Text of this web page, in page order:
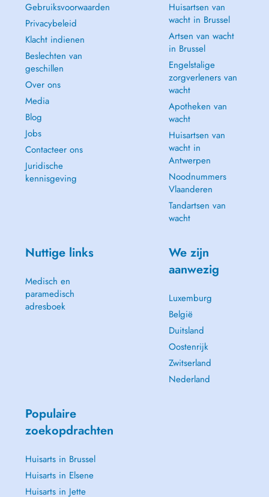
Gebruiksvoorwaarden
Privacybeleid
Klacht indienen
Beslechten van
geschillen
Over ons
Media
Blog
Jobs
Contacteer ons
Juridische
kennisgeving
Huisartsen van
wacht in Brussel
Artsen van wacht
in Brussel
Engelstalige
zorgverleners van
wacht
Apotheken van
wacht
Huisartsen van
wacht in
Antwerpen
Noodnummers
Vlaanderen
Tandartsen van
wacht
Nuttige links
Medisch en
paramedisch
adresboek
We zijn
aanwezig
Luxemburg
België
Duitsland
Oostenrijk
Zwitserland
Nederland
Populaire
zoekopdrachten
Huisarts in Brussel
Huisarts in Elsene
Huisarts in Jette